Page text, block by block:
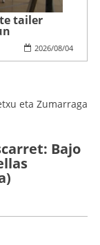
tailer
2026/08/04
eta Zumarraga
Bajo